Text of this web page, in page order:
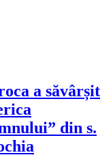
a săvârșit
din s.